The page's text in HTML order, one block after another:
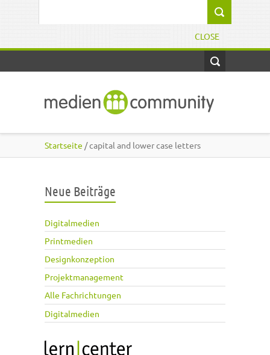
CLOSE
Startseite / capital and lower case letters
Neue Beiträge
Digitalmedien
Printmedien
Designkonzeption
Projektmanagement
Alle Fachrichtungen
Digitalmedien